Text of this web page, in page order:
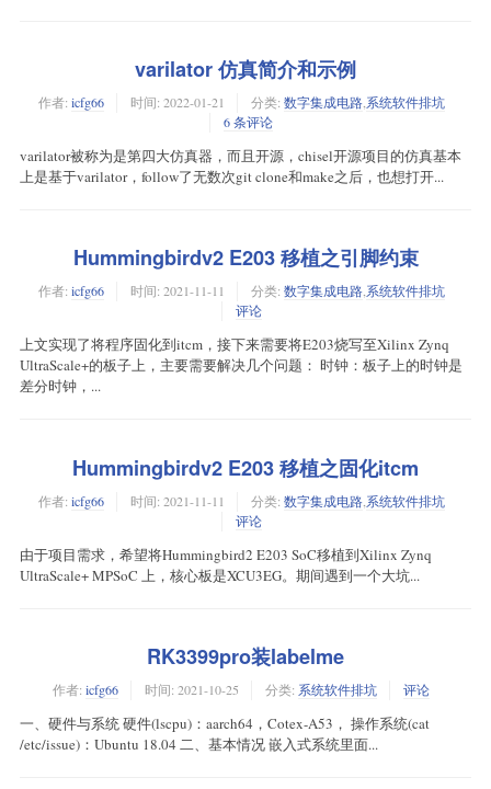
varilator 仿真简介和示例
作者: icfg66 时间: 2022-01-21 分类: 数字集成电路, 系统软件排坑
6 条评论
varilator被称为是第四大仿真器，而且开源，chisel开源项目的仿真基本
上是基于varilator，follow了无数次git clone和make之后，也想打开...
Hummingbirdv2 E203 移植之引脚约束
作者: icfg66 时间: 2021-11-11 分类: 数字集成电路,系统软件排坑
评论
上文实现了将程序固化到itcm，接下来需要将E203烧写至Xilinx Zynq
UltraScale+的板子上，主要需要解决几个问题： 时钟：板子上的时钟是
差分时钟，...
Hummingbirdv2 E203 移植之固化itcm
作者: icfg66 时间: 2021-11-11 分类: 数字集成电路, 系统软件排坑
评论
由于项目需求，希望将Hummingbird2 E203 SoC移植到Xilinx Zynq
UltraScale+ MPSoC 上，核心板是XCU3EG。期间遇到一个大坑...
RK3399pro装labelme
作者: icfg66 时间: 2021-10-25 分类: 系统软件排坑 评论
一、硬件与系统 硬件(lscpu)：aarch64，Cotex-A53， 操作系统(cat
/etc/issue)：Ubuntu 18.04 二、基本情况 嵌入式系统里面...